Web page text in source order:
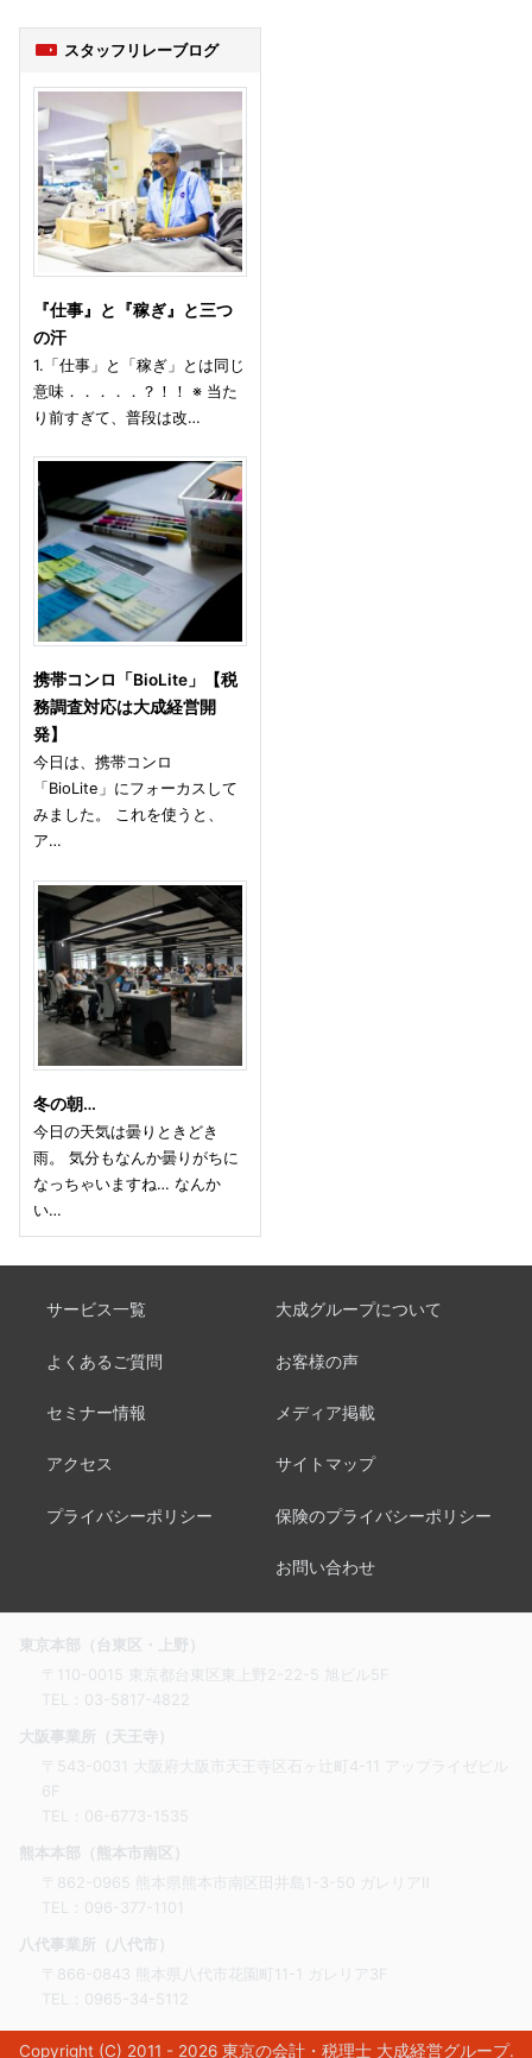
スタッフリレーブログ
『仕事』と『稼ぎ』と三つ
の汗
1.「仕事」と「稼ぎ」とは同じ
意味．．．．．？！！ ※ 当た
り前すぎて、普段は改…
携帯コンロ「BioLite」【税
務調査対応は大成経営開
発】
今日は、携帯コンロ
「BioLite」にフォーカスして
みました。 これを使うと、
ア…
冬の朝…
今日の天気は曇りときどき
雨。 気分もなんか曇りがちに
なっちゃいますね… なんか
い…
サービス一覧 大成グループについて
よくあるご質問 お客様の声
セミナー情報 メディア掲載
アクセス サイトマップ
プライバシーポリシー 保険のプライバシーポリシー
お問い合わせ
東京本部（台東区・上野）
〒110-0015 東京都台東区東上野2-22-5 旭ビル5F
TEL： 03-5817-4822
大阪事業所（天王寺）
〒543-0031 大阪府大阪市天王寺区石ヶ辻町4-11 アップライゼビル
6F
TEL： 06-6773-1535
熊本本部（熊本市南区）
〒862-0965 熊本県熊本市南区田井島1-3-50 ガレリアⅡ
TEL： 096-377-1101
八代事業所（八代市）
〒866-0843 熊本県八代市花園町11-1 ガレリア3F
TEL： 0965-34-5112
Copyright (C) 2011 - 2026 東京の会計・税理士 大成経営グループ.